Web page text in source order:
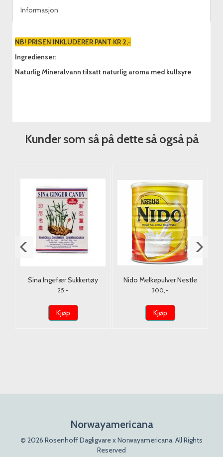
Informasjon
NB! PRISEN INKLUDERER PANT KR 2,-
Ingredienser:
Naturlig Mineralvann tilsatt naturlig aroma med kullsyre
Kunder som så på dette så også på
Sina Ingefær Sukkertøy
Original 56g.
25,-
Kjøp
Nido Melkepulver Nestle
900G. (Tørrmelk)
300,-
Kjøp
Norwayamericana
© 2026 Rosenhoff Dagligvare x Norwayamericana. All Rights
Reserved